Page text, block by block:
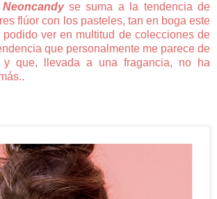
Neoncandyse suma a la tendencia de
flúor con los pasteles, tan en boga este
ver en multitud de colecciones de
que personalmente me parece de
y que, llevada a una fragancia, no ha